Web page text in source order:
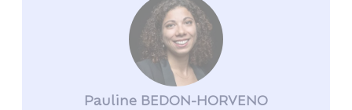
Pauline BEDON-HORVENO